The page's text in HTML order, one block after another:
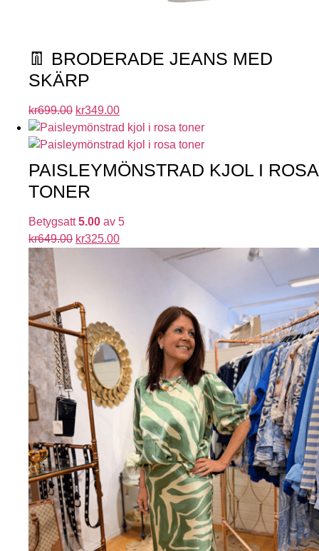
👖 BRODERADE JEANS MED
SKÄRP
kr699.00 kr349.00
PAISLEYMÖNSTRAD KJOL I ROSA
TONER
Betygsatt5.00 av 5
kr649.00 kr325.00